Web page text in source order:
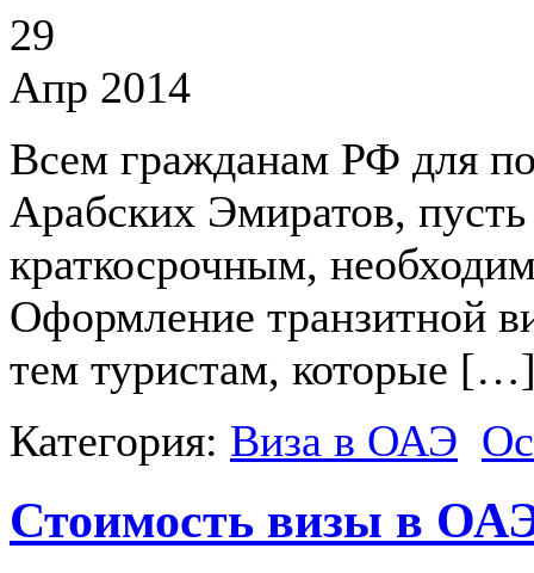
29
Апр 2014
Всем гражданам РФ для
Арабских Эмиратов,
краткосрочным,
Оформление транзитной
тем туристам, которые
Категория: Виза в ОАЭ
Стоимость визы в